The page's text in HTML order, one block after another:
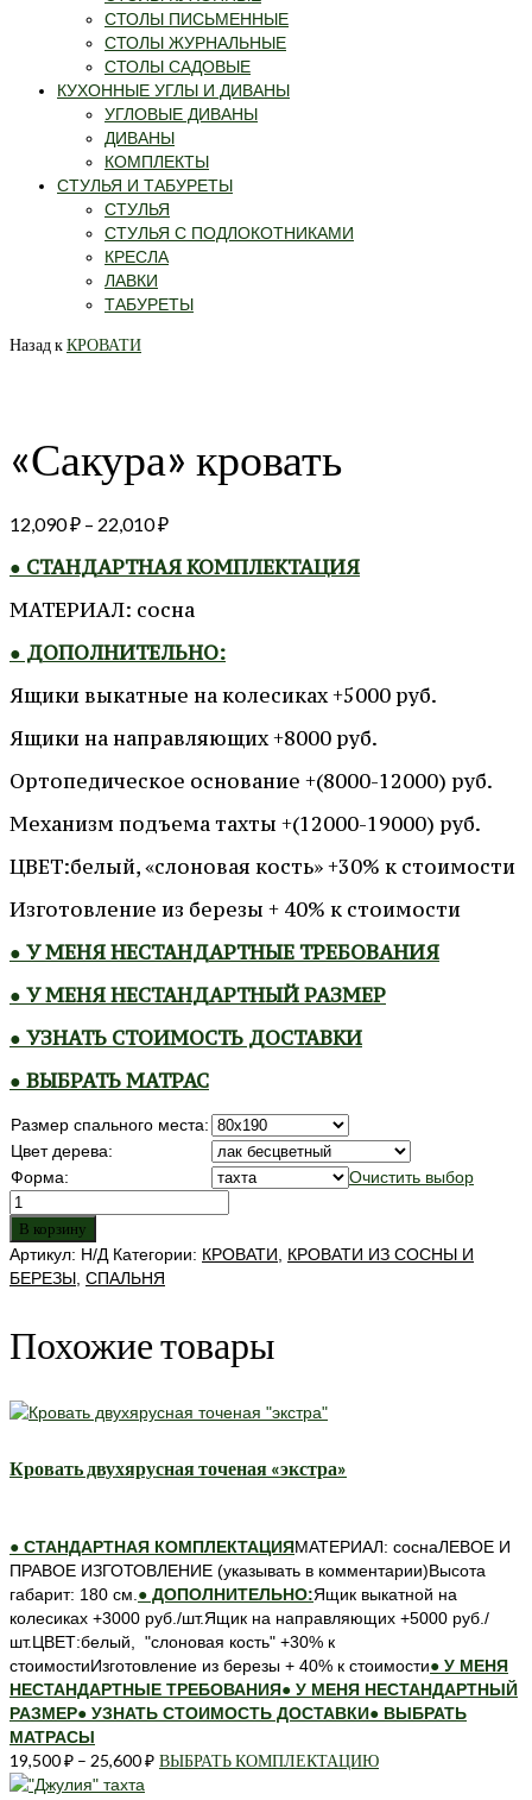
СТОЛЫ ПИСЬМЕННЫЕ
СТОЛЫ ЖУРНАЛЬНЫЕ
СТОЛЫ САДОВЫЕ
КУХОННЫЕ УГЛЫ И ДИВАНЫ
УГЛОВЫЕ ДИВАНЫ
ДИВАНЫ
КОМПЛЕКТЫ
СТУЛЬЯ И ТАБУРЕТЫ
СТУЛЬЯ
СТУЛЬЯ С ПОДЛОКОТНИКАМИ
КРЕСЛА
ЛАВКИ
ТАБУРЕТЫ
Назад кКРОВАТИ
«Сакура» кровать
12,090₽ – 22,010₽
● СТАНДАРТНАЯ КОМПЛЕКТАЦИЯ
МАТЕРИАЛ: сосна
● ДОПОЛНИТЕЛЬНО:
Ящики выкатные на колесиках +5000 руб.
Ящики на направляющих +8000 руб.
Ортопедическое основание +(8000-12000) руб.
Механизм подъема тахты +(12000-19000) руб.
ЦВЕТ:белый, «слоновая кость» +30% к стоимости
Изготовление из березы + 40% к стоимости
● У МЕНЯ НЕСТАНДАРТНЫЕ ТРЕБОВАНИЯ
● У МЕНЯ НЕСТАНДАРТНЫЙ РАЗМЕР
● УЗНАТЬ СТОИМОСТЬ ДОСТАВКИ
● ВЫБРАТЬ МАТРАС
Размер спального места:
Цвет дерева:
Форма:
Очистить выбор
Количество
товара
"Сакура"
кровать
В корзину
Артикул: Н/Д Категории: КРОВАТИ
КРОВАТИ ИЗ СОСНЫ И
БЕРЕЗЫ СПАЛЬНЯ
Похожие товары
Кровать двухярусная точеная «экстра»
● СТАНДАРТНАЯ КОМПЛЕКТАЦИЯМАТЕРИАЛ: соснаЛЕВОЕ И
ПРАВОЕ ИЗГОТОВЛЕНИЕ (указывать в комментарии)Высота
габарит: 180 см.● ДОПОЛНИТЕЛЬНО:Ящик выкатной на
колесиках +3000 руб./шт.Ящик на направляющих +5000 руб./
шт.ЦВЕТ:белый, "слоновая кость" +30% к
стоимостиИзготовление из березы + 40% к стоимости● У МЕНЯ
НЕСТАНДАРТНЫЕ ТРЕБОВАНИЯ● У МЕНЯ НЕСТАНДАРТНЫЙ
РАЗМЕР● УЗНАТЬ СТОИМОСТЬ ДОСТАВКИ● ВЫБРАТЬ
МАТРАСЫ
19,500₽ – 25,600₽ ВЫБРАТЬ КОМПЛЕКТАЦИЮЭтот